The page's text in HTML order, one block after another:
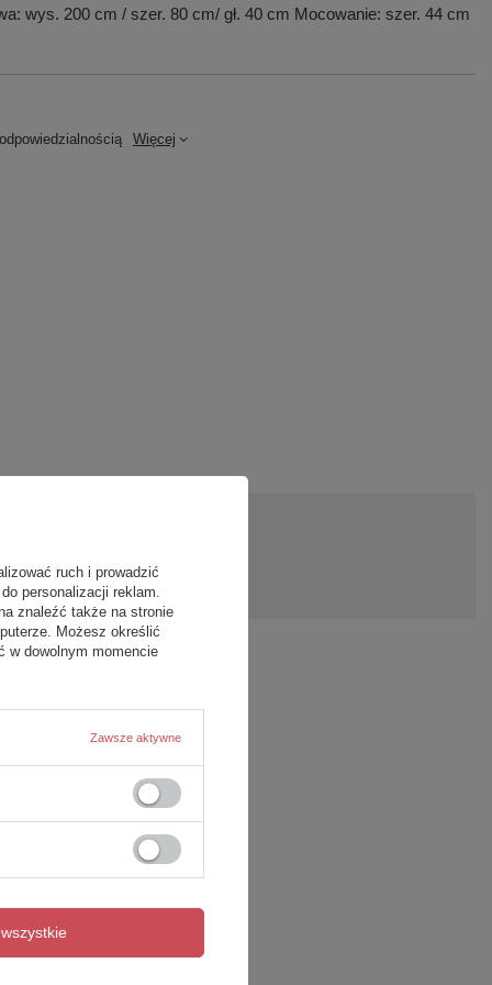
wys. 200 cm / szer. 80 cm/ gł. 40 cm Mocowanie: szer. 44 cm
Więcej
ruch i prowadzić
personalizacji reklam.
znaleźć także na stronie
Możesz określić
w dowolnym momencie
Zawsze aktywne